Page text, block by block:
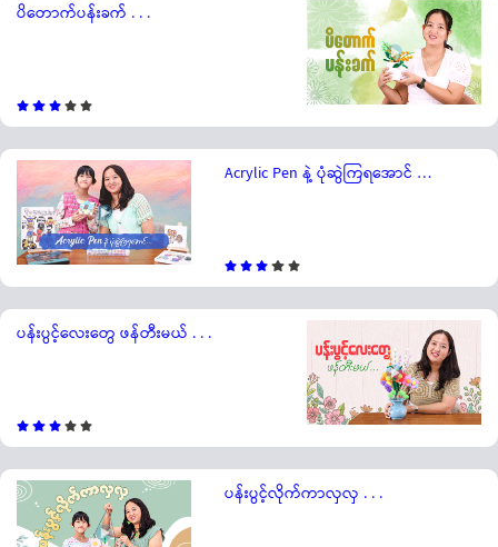
ပိတောက်ပန်းခက် . . .
Acrylic Pen နဲ့ ပုံဆွဲကြရအောင် …
ပန်းပွင့်လေးတွေ ဖန်တီးမယ် . . .
ပန်းပွင့်လိုက်ကာလှလှ . . .